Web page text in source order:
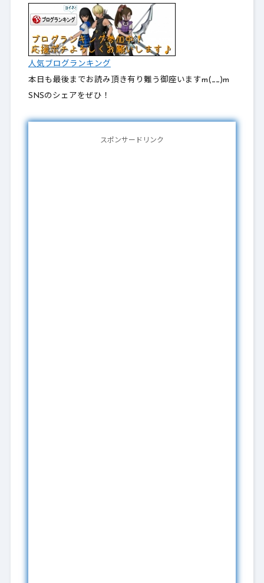
人気ブログランキング
本日も最後までお読み頂き有り難う御座いますm(__)m
SNSのシェアをぜひ！
スポンサードリンク